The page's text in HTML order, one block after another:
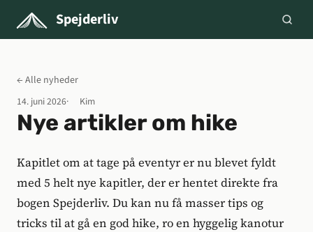
Spejderliv
← Alle nyheder
14. juni 2026 Kim
Nye artikler om hike
Kapitlet om at tage på eventyr er nu blevet fyldt
med 5 helt nye kapitler, der er hentet direkte fra
bogen Spejderliv. Du kan nu få masser tips og
tricks til at gå en god hike, ro en hyggelig kanotur